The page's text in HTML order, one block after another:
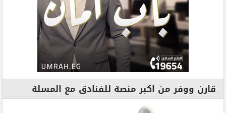
قارن ووفر من اكبر منصة للفنادق مع المسلة